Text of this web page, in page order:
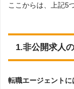
ここからは、上記5
1.非公開求人
転職エージェント